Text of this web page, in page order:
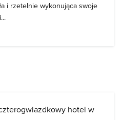
i rzetelnie wykonująca swoje
hotel w